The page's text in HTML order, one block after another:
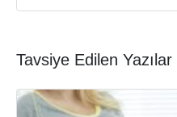
Tavsiye Edilen Yazılar